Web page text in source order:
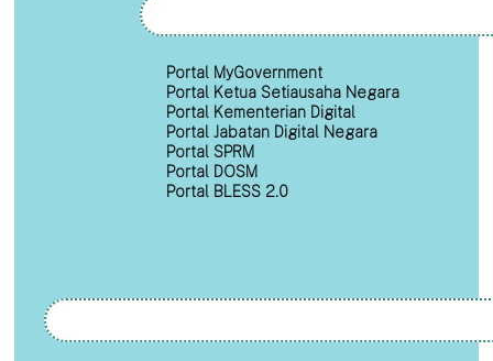
Portal MyGovernment
Portal Ketua Setiausaha Negara
Portal Kementerian Digital
Portal Jabatan Digital Negara
Portal SPRM
Portal DOSM
Portal BLESS 2.0